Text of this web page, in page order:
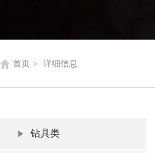
首页 > 详细信息
钻具类